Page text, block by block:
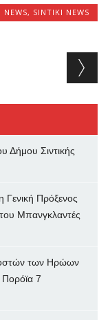
NEWS, SINTIKI NEWS
Δήμου Σιντικής
Γενική Πρόξενος
Μπανγκλαντές
oστών των Ηρώων
7